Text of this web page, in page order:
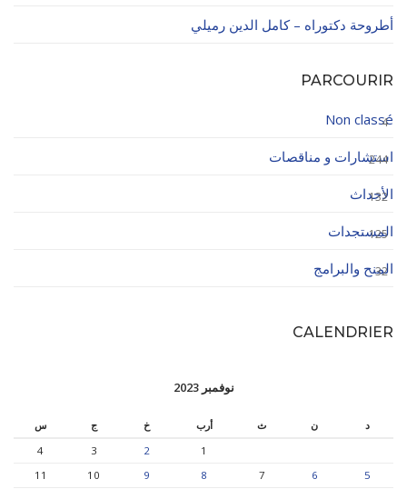
أطروحة دكتوراه – كامل الدين رميلي
PARCOURIR
Non classé
4
استشارات و مناقصات
244
الأحداث
132
المستجدات
125
المنح والبرامج
32
CALENDRIER
نوفمبر 2023
د ن ث أرب خ ج
س
1
2
3
4
5
6
7
8
9
10
11